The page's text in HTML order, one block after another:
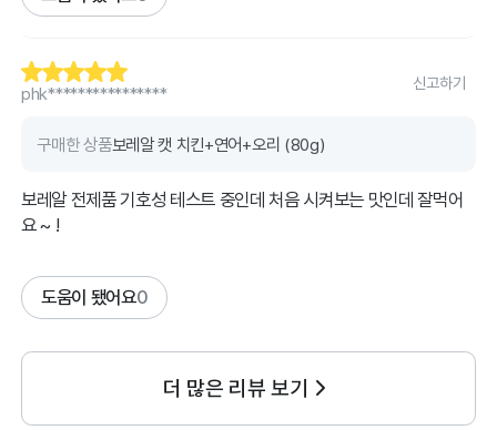
phk****************
신고하기
구매한 상품보레알 캣 치킨+연어+오리 (80g)
보레알 전제품 기호성 테스트 중인데 처음 시켜보는 맛인데 잘먹어
요 ~ !
도움이 됐어요0
더 많은 리뷰 보기